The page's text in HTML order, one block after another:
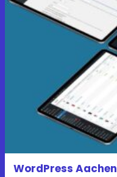
WordPress Aachen